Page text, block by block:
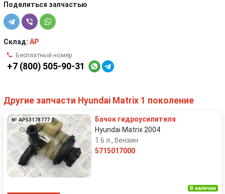
Поделиться запчастью
Склад: AP
Бесплатный номер
+7 (800) 505-90-31
Другие запчасти Hyundai Matrix 1 поколение
№ AP53178777
Бачок гидроусилителя
Hyundai Matrix 2004
1.6 л., бензин
5715017000
В наличии